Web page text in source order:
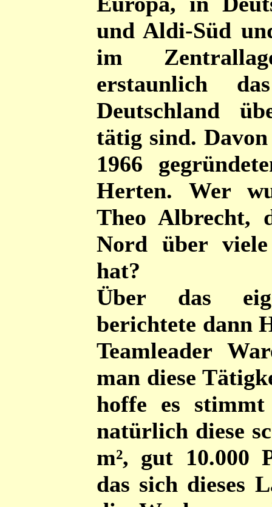
und Aldi-Süd
im
erstaunlich
Deutschland
tätig sind.
1966
Herten. Wer
Theo Albrecht,
Nord über
hat?
Über das
berichtete dann
Teamleader
man diese
hoffe es
natürlich diese
m², gut 10.000
das sich dieses